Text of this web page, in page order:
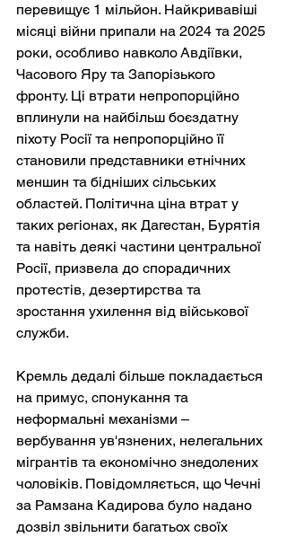
перевищує 1 мільйон. Найкривавіші
місяці війни припали на 2024 та 2025
роки, особливо навколо Авдіївки,
Часового Яру та Запорізького
фронту. Ці втрати непропорційно
вплинули на найбільш боєздатну
піхоту Росії та непропорційно її
становили представники етнічних
меншин та бідніших сільських
областей. Політична ціна втрат у
таких регіонах, як Дагестан, Бурятія
та навіть деякі частини центральної
Росії, призвела до спорадичних
протестів, дезертирства та
зростання ухилення від військової
служби.
Кремль дедалі більше покладається
на примус, спонукання та
неформальні механізми –
вербування ув'язнених, нелегальних
мігрантів та економічно знедолених
чоловіків. Повідомляється, що Чечні
за Рамзана Кадирова було надано
дозвіл звільнити багатьох своїх